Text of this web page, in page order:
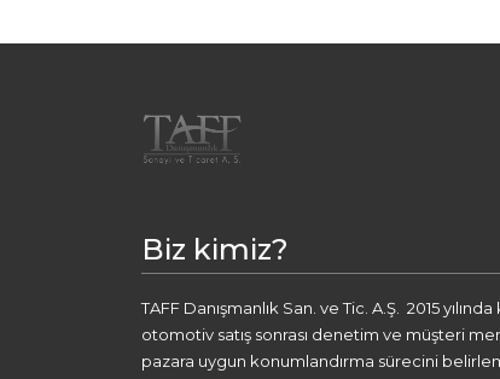
Biz kimiz?
TAFF Danışmanlık San. ve Tic. A.Ş. 2015
otomotiv satış sonrası denetim ve müşteri
pazara uygun konumlandırma sürecini